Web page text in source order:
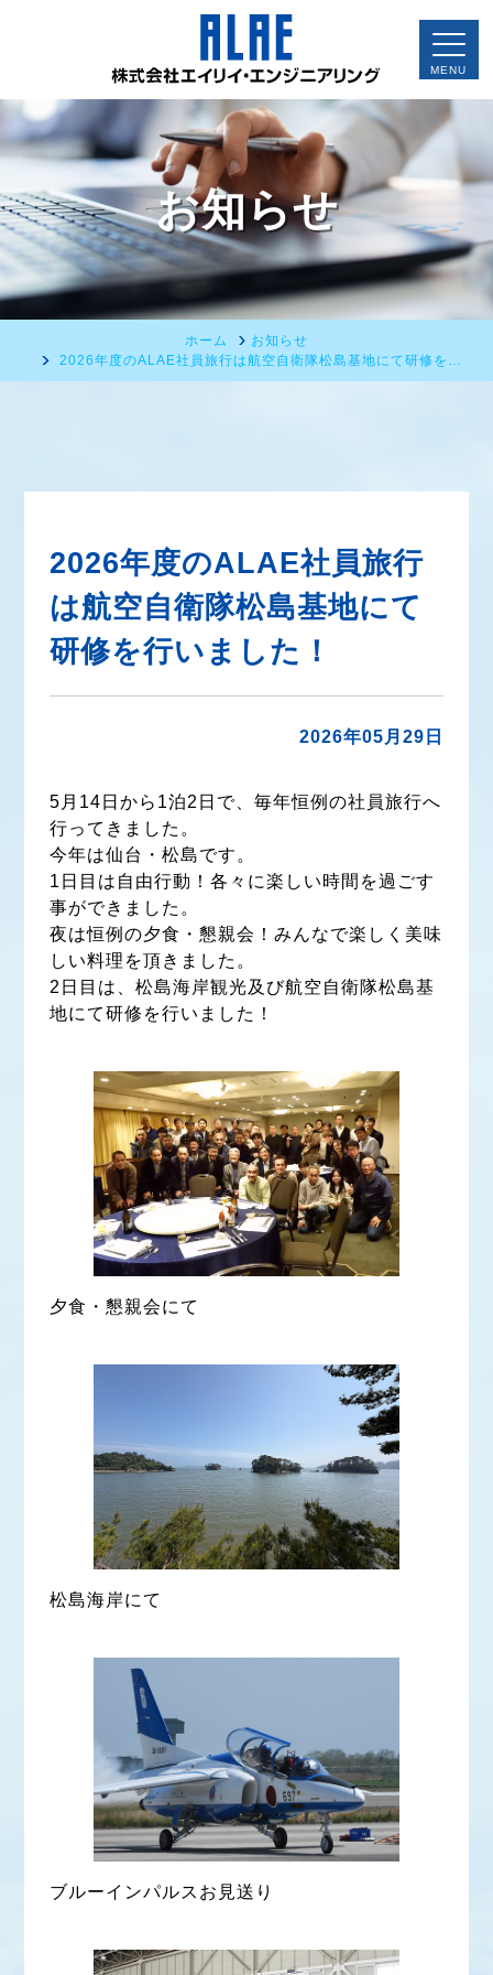
お知らせ
ホーム
お知らせ
2026年度のALAE社員旅行は航空自衛隊松島基地にて研修を…
2026年度のALAE社員旅行
は航空自衛隊松島基地にて
研修を行いました！
2026年05月29日
5月14日から1泊2日で、毎年恒例の社員旅行へ
行ってきました。
今年は仙台・松島です。
1日目は自由行動！各々に楽しい時間を過ごす
事ができました。
夜は恒例の夕食・懇親会！みんなで楽しく美味
しい料理を頂きました。
2日目は、松島海岸観光及び航空自衛隊松島基
地にて研修を行いました！
夕食・懇親会にて
松島海岸にて
ブルーインパルスお見送り